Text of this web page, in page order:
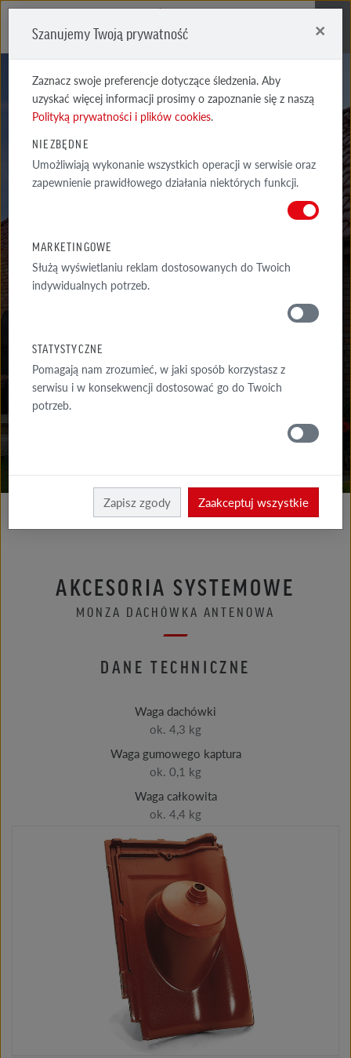
AKCESORIA
MONZA DACHÓWKA ANTENOWA
GDZIE
AKCESORIA SYSTEMOWE
MONZA DACHÓWKA ANTENOWA
DANE TECHNICZNE
Waga dachówki
ok. 4,3 kg
Waga gumowego kaptura
ok. 0,1 kg
Waga całkowita
ok. 4,4 kg
Szanujemy Twoją prywatność ×
Zaznacz swoje preferencje dotyczące śledzenia. Aby
uzyskać więcej informacji prosimy o zapoznanie się z naszą
Polityką prywatności i plików cookies.
NIEZBĘDNE
Umożliwiają wykonanie wszystkich operacji w serwisie oraz
zapewnienie prawidłowego działania niektórych funkcji.
MARKETINGOWE
Służą wyświetlaniu reklam dostosowanych do Twoich
indywidualnych potrzeb.
STATYSTYCZNE
Pomagają nam zrozumieć, w jaki sposób korzystasz z
serwisu i w konsekwencji dostosować go do Twoich
potrzeb.
Zapisz zgody Zaakceptuj wszystkie